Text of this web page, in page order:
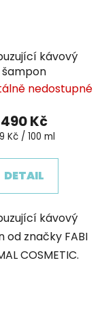
kávový
šampon
nedostupné
490 Kč
Kč / 100 ml
DETAIL
kávový
od značky FABI
COSMETIC.